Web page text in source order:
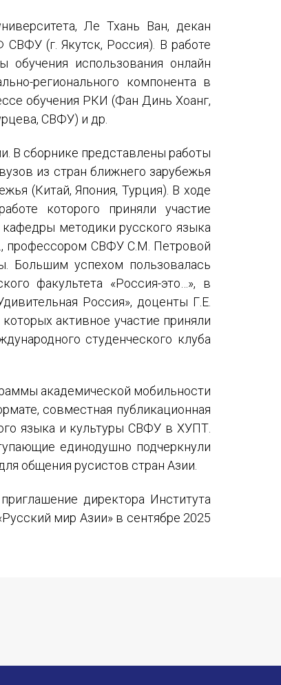
Ле Тхань Ван, декан
(г. Якутск, Россия). В работе
использования онлайн
регионального компонента в
обучения РКИ (Фан Динь Хоанг,
СВФУ) и др.
В сборнике представлены работы
из стран ближнего зарубежья
(Китай, Япония, Турция). В ходе
которого приняли участие
методики русского языка
профессором СВФУ С.М. Петровой
Большим успехом пользовалась
факультета «Россия-это…», в
Россия», доценты Г.Е.
активное участие приняли
студенческого клуба
академической мобильности
совместная публикационная
языка и культуры СВФУ в ХУПТ.
единодушно подчеркнули
общения русистов стран Азии.
директора Института
мир Азии» в сентябре 2025